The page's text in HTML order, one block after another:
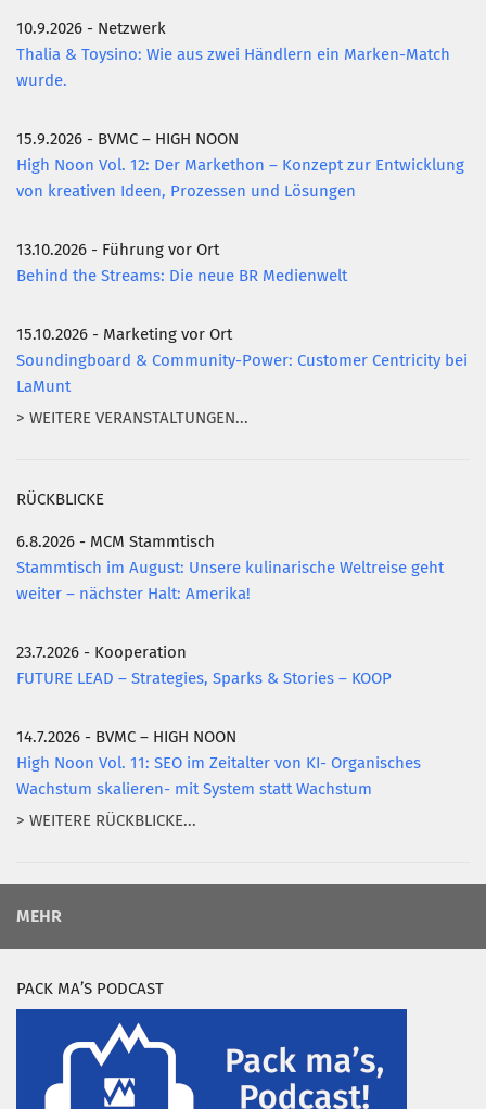
10.9.2026 - Netzwerk
Thalia & Toysino: Wie aus zwei Händlern ein Marken-Match
wurde.
15.9.2026 - BVMC – HIGH NOON
High Noon Vol. 12: Der Markethon – Konzept zur Entwicklung
von kreativen Ideen, Prozessen und Lösungen
13.10.2026 - Führung vor Ort
Behind the Streams: Die neue BR Medienwelt
15.10.2026 - Marketing vor Ort
Soundingboard & Community-Power: Customer Centricity bei
LaMunt
> WEITERE VERANSTALTUNGEN...
RÜCKBLICKE
6.8.2026 - MCM Stammtisch
Stammtisch im August: Unsere kulinarische Weltreise geht
weiter – nächster Halt: Amerika!
23.7.2026 - Kooperation
FUTURE LEAD – Strategies, Sparks & Stories – KOOP
14.7.2026 - BVMC – HIGH NOON
High Noon Vol. 11: SEO im Zeitalter von KI- Organisches
Wachstum skalieren- mit System statt Wachstum
> WEITERE RÜCKBLICKE...
MEHR
PACK MA’S PODCAST